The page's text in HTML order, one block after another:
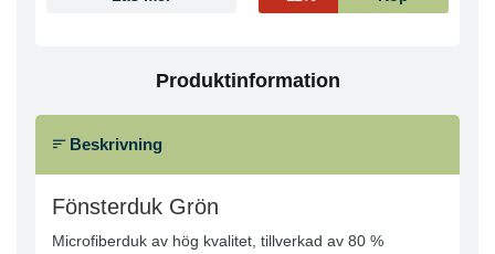
Produktinformation
Beskrivning
Fönsterduk Grön
Microfiberduk av hög kvalitet, tillverkad av 80 %